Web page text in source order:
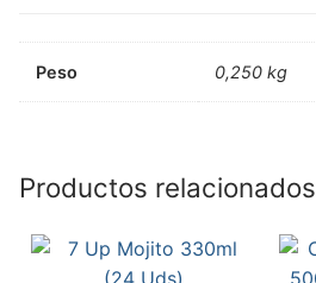
Peso 0,250 kg
Productos relacionados